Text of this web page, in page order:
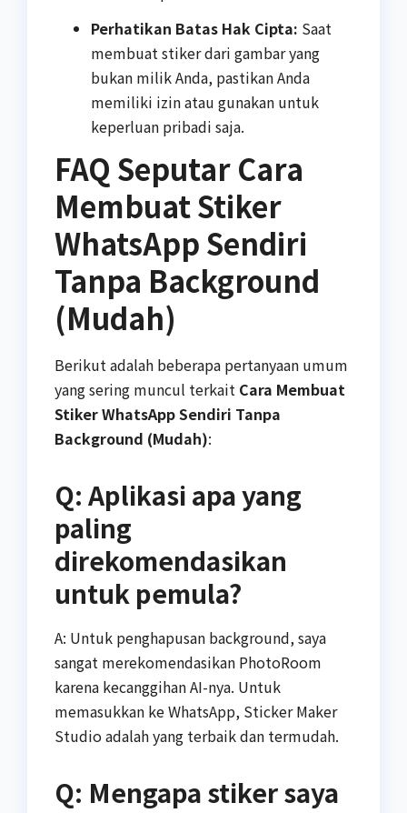
Perhatikan Batas Hak Cipta: Saat
membuat stiker dari gambar yang
bukan milik Anda, pastikan Anda
memiliki izin atau gunakan untuk
keperluan pribadi saja.
FAQ Seputar Cara
Membuat Stiker
WhatsApp Sendiri
Tanpa Background
(Mudah)
Berikut adalah beberapa pertanyaan umum
yang sering muncul terkait Cara Membuat
Stiker WhatsApp Sendiri Tanpa
Background (Mudah):
Q: Aplikasi apa yang
paling
direkomendasikan
untuk pemula?
A: Untuk penghapusan background, saya
sangat merekomendasikan PhotoRoom
karena kecanggihan AI-nya. Untuk
memasukkan ke WhatsApp, Sticker Maker
Studio adalah yang terbaik dan termudah.
Q: Mengapa stiker saya